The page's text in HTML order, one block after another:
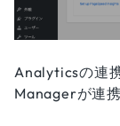
Analyticsの連
Managerが連